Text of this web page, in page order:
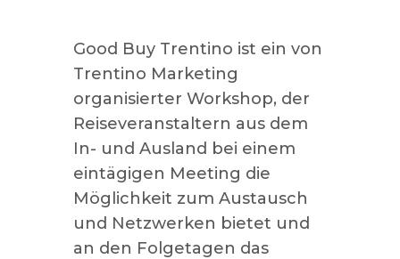
Good Buy Trentino ist ein von
Trentino Marketing
organisierter Workshop, der
Reiseveranstaltern aus dem
In- und Ausland bei einem
eintägigen Meeting die
Möglichkeit zum Austausch
und Netzwerken bietet und
an den Folgetagen das